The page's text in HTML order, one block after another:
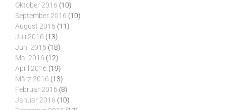
Oktober 2016 (10)
September 2016 (10)
August 2016 (11)
Juli 2016 (13)
Juni 2016 (18)
Mai 2016 (12)
April 2016 (19)
März 2016 (13)
Februar 2016 (8)
Januar 2016 (10)